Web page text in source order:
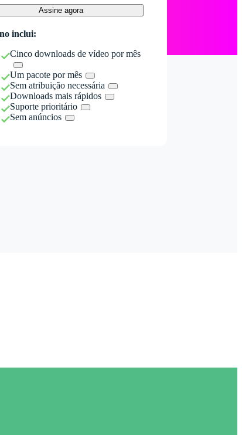
Assine agora
inclui:
Cinco downloads de vídeo por mês
Um pacote por mês
Sem atribuição necessária
Downloads mais rápidos
Suporte prioritário
Sem anúncios